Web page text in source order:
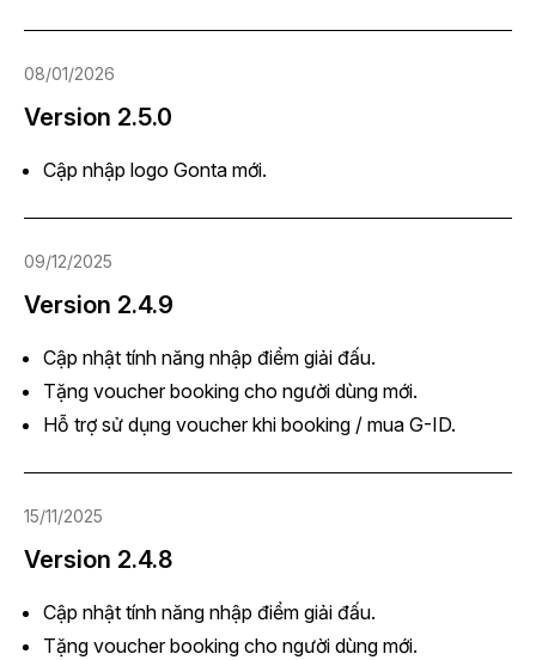
08/01/2026
Version 2.5.0
Cập nhập logo Gonta mới.
09/12/2025
Version 2.4.9
Cập nhật tính năng nhập điểm giải đấu.
Tặng voucher booking cho người dùng mới.
Hỗ trợ sử dụng voucher khi booking / mua G-ID.
15/11/2025
Version 2.4.8
Cập nhật tính năng nhập điểm giải đấu.
Tặng voucher booking cho người dùng mới.